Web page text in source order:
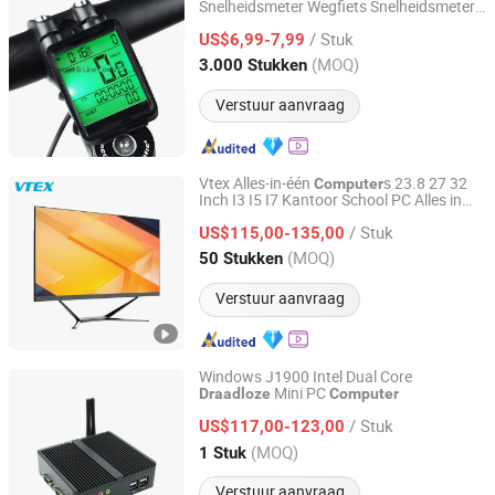
Snelheidsmeter Wegfiets Snelheidsmeter
US$6,99-7,99 / Stuk
3.000 Stukken (MOQ)
Verstuur aanvraag
Jiangsu B-Line Tools Co., Ltd.
Jiangsu, China Sinds 2020
Vtex Alles-in-één Computers 23.8 27 32
Inch I3 I5 I7 Kantoor School PC Alles in
Verborgen Camera Aio
US$115,00-135,00 / Stuk
50 Stukken (MOQ)
Verstuur aanvraag
Shenzhen Vitek Electronics Co., Ltd.
Guangdong, China Sinds 2020
Windows J1900 Intel Dual Core
Draadloze Mini PCComputer
US$117,00-123,00 / Stuk
1 Stuk (MOQ)
Shenzhen Junfirer Technology Development Co., Ltd.
Guangdong, China Sinds 2013